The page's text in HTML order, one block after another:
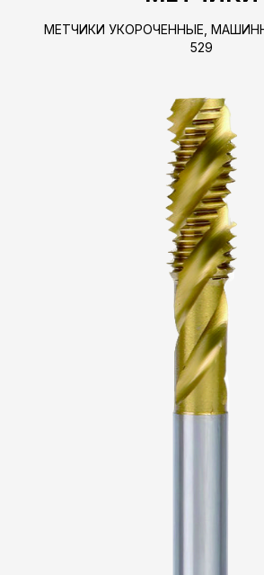
МЕТЧИКИ УКОРОЧЕННЫЕ,
529